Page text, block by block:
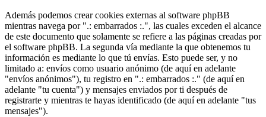
Además podemos crear cookies externas al software phpBB
mientras navega por ".: embarrados :.", las cuales exceden el alcance
de este documento que solamente se refiere a las páginas creadas por
el software phpBB. La segunda vía mediante la que obtenemos tu
información es mediante lo que tú envías. Esto puede ser, y no
limitado a: envíos como usuario anónimo (de aquí en adelante
"envíos anónimos"), tu registro en ".: embarrados :." (de aquí en
adelante "tu cuenta") y mensajes enviados por ti después de
registrarte y mientras te hayas identificado (de aquí en adelante "tus
mensajes").